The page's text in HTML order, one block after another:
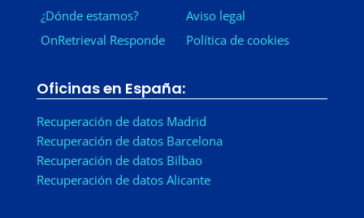
¿Dónde estamos?
OnRetrieval Responde
Aviso legal
Política de cookies
Oficinas en España:
Recuperación de datos Madrid
Recuperación de datos Barcelona
Recuperación de datos Bilbao
Recuperación de datos Alicante